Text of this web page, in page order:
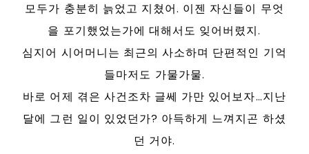
모두가 충분히 늙었고 지쳤어. 이젠 자신들이 무엇
을 포기했었는가에 대해서도 잊어버렸지.
심지어 시어머니는 최근의 사소하며 단편적인 기억
들마저도 가물가물.
바로 어제 겪은 사건조차 글쎄 가만 있어보자…지난
달에 그런 일이 있었던가? 아득하게 느껴지곤 하셨
던 거야.